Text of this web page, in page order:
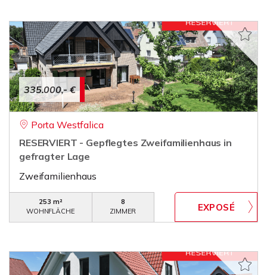
335.000,- €
Porta Westfalica
RESERVIERT - Gepflegtes Zweifamilienhaus in
gefragter Lage
Zweifamilienhaus
253 m²
WOHNFLÄCHE
8
ZIMMER